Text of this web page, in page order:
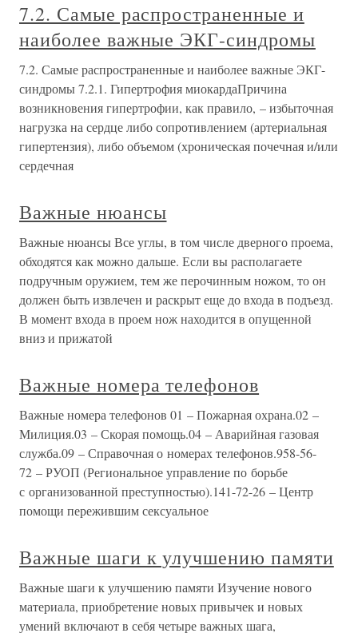
7.2. Самые распространенные и
наиболее важные ЭКГ-синдромы
7.2. Самые распространенные и наиболее важные ЭКГ-
синдромы 7.2.1. Гипертрофия миокардаПричина
возникновения гипертрофии, как правило, – избыточная
нагрузка на сердце либо сопротивлением (артериальная
гипертензия), либо объемом (хроническая почечная и/или
сердечная
Важные нюансы
Важные нюансы Все углы, в том числе дверного проема,
обходятся как можно дальше. Если вы располагаете
подручным оружием, тем же перочинным ножом, то он
должен быть извлечен и раскрыт еще до входа в подъезд.
В момент входа в проем нож находится в опущенной
вниз и прижатой
Важные номера телефонов
Важные номера телефонов 01 – Пожарная охрана.02 –
Милиция.03 – Скорая помощь.04 – Аварийная газовая
служба.09 – Справочная о номерах телефонов.958-56-
72 – РУОП (Региональное управление по борьбе
с организованной преступностью).141-72-26 – Центр
помощи пережившим сексуальное
Важные шаги к улучшению памяти
Важные шаги к улучшению памяти Изучение нового
материала, приобретение новых привычек и новых
умений включают в себя четыре важных шага,